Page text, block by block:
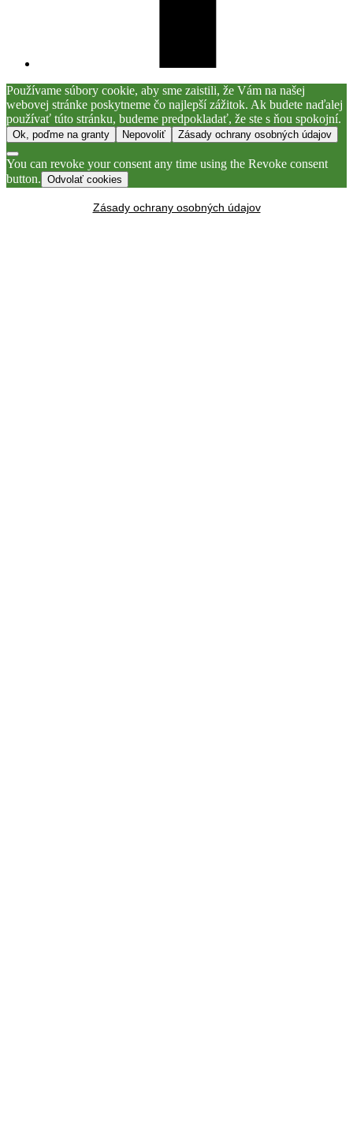
Používame súbory cookie, aby sme zaistili, že Vám na našej
webovej stránke poskytneme čo najlepší zážitok. Ak budete naďalej
používať túto stránku, budeme predpokladať, že ste s ňou spokojní.
Ok, poďme na granty Nepovoliť Zásady ochrany osobných údajov
You can revoke your consent any time using the Revoke consent
button. Odvolať cookies
Zásady ochrany osobných údajov